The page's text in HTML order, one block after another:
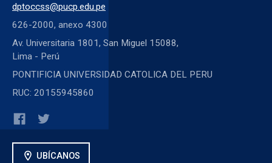
dptoccss@pucp.edu.pe
626-2000, anexo 4300
Av. Universitaria 1801, San Miguel 15088,
Lima - Perú
PONTIFICIA UNIVERSIDAD CATOLICA DEL PERU
RUC: 20155945860
location_on UBÍCANOS